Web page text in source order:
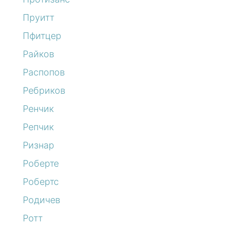
Пруитт
Пфитцер
Райков
Распопов
Ребриков
Ренчик
Репчик
Ризнар
Роберте
Робертс
Родичев
Ротт